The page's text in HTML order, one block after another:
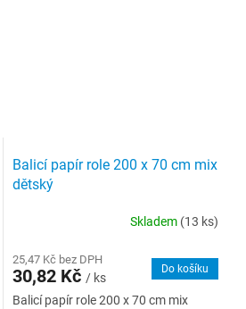
Balicí papír role 200 x 70 cm mix
dětský
Skladem (13 ks)
25,47 Kč bez DPH
30,82 Kč / ks
Do košíku
Balicí papír role 200 x 70 cm mix